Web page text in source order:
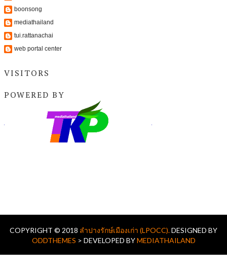
boonsong
mediathailand
tui.rattanachai
web portal center
VISITORS
POWERED BY
COPYRIGHT © 2018 ลำปางรักษ์เมืองเก่า (LPOCC).DESIGNED BY
ODDTHEMES > DEVELOPED BYMEDIATHAILAND